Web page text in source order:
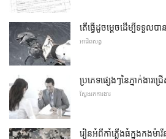
តើធ្វើដូចម្តេចដើម្បីទទួលប
អាជីពសត្វ
ប្រភេទផ្សេងៗនៃភ្នាក់ងារជ្
ស្វែងរកការងារ
រៀនអំពីកាំភ្លើងធំក្នុងកងម៉ារី